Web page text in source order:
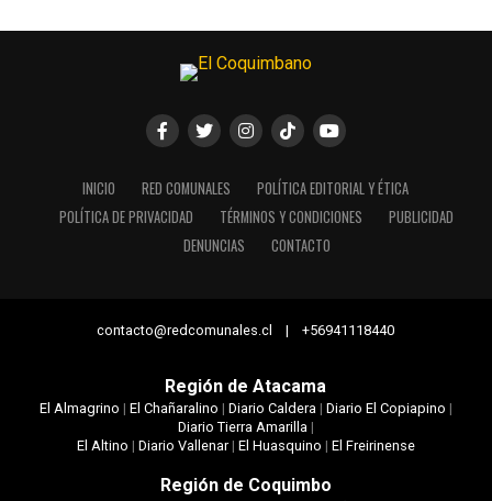
INICIO RED COMUNALES
POLÍTICA EDITORIAL Y ÉTICA
POLÍTICA DE PRIVACIDAD
TÉRMINOS Y CONDICIONES
PUBLICIDAD
DENUNCIAS
CONTACTO
contacto@redcomunales.cl | +56941118440
Región de Atacama
El Almagrino | El Chañaralino | Diario Caldera| Diario El Copiapino |
Diario Tierra Amarilla|
El Altino | Diario Vallenar| El Huasquino | El Freirinense
Región de Coquimbo